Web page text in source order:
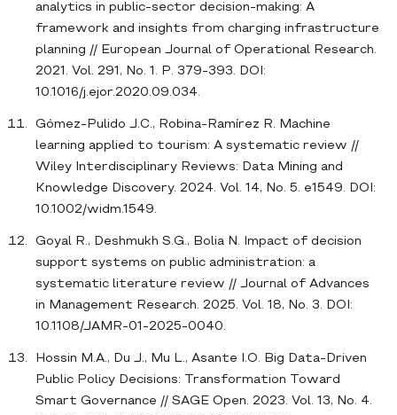
analytics in public-sector decision-making: A
framework and insights from charging infrastructure
planning // European Journal of Operational Research.
2021. Vol. 291, No. 1. P. 379-393. DOI:
10.1016/j.ejor.2020.09.034.
Gómez-Pulido J.C., Robina-Ramírez R. Machine
learning applied to tourism: A systematic review //
Wiley Interdisciplinary Reviews: Data Mining and
Knowledge Discovery. 2024. Vol. 14, No. 5. e1549. DOI:
10.1002/widm.1549.
Goyal R., Deshmukh S.G., Bolia N. Impact of decision
support systems on public administration: a
systematic literature review // Journal of Advances
in Management Research. 2025. Vol. 18, No. 3. DOI:
10.1108/JAMR-01-2025-0040.
Hossin M.A., Du J., Mu L., Asante I.O. Big Data-Driven
Public Policy Decisions: Transformation Toward
Smart Governance // SAGE Open. 2023. Vol. 13, No. 4.